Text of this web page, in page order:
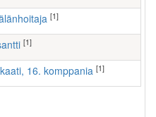
[1]
[1]
16. komppania [1]